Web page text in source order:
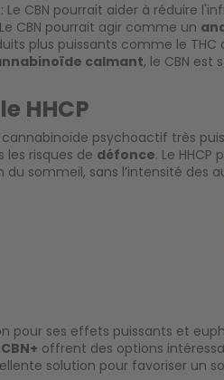
: Le CBN pourrait aider à réduire
CBN pourrait agir comme un
plus puissants comme le THC
calmant, le CBN est
HHCP
cannabinoïde psychoactif très
risques de défonce. Le
sommeil, sans l’intensité des
pour ses effets puissants et
CBN+ offrent des options
solution pour favoriser un